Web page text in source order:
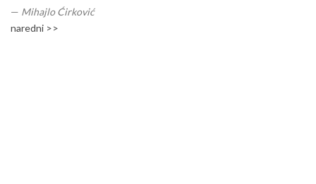
— Mihajlo Ćirković
naredni >>